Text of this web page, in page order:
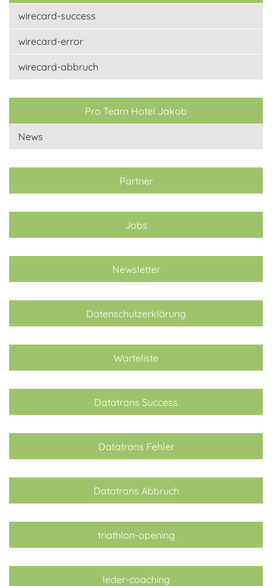
wirecard-success
wirecard-error
wirecard-abbruch
Pro Team Hotel Jakob
News
Partner
Jobs
Newsletter
Datenschutzerklärung
Warteliste
Datatrans Success
Datatrans Fehler
Datatrans Abbruch
triathlon-opening
leder-coaching